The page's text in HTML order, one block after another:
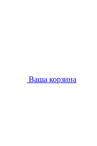
Ваша корзина